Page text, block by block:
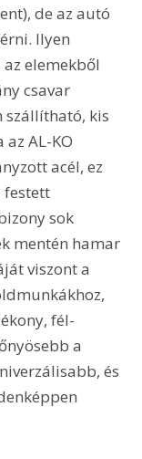
de az autó
Ilyen
elemekből
csavar
szállítható, kis
AL-KO
acél, ez
festett
sok
mentén hamar
viszont a
fél-
a
és